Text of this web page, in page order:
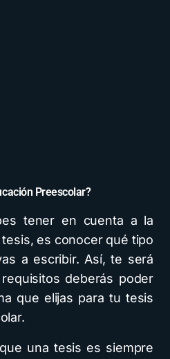
Preescolar?
tener en cuenta a la
es conocer qué tipo
a escribir. Así, te será
deberás poder
que elijas para tu tesis
una tesis es siempre